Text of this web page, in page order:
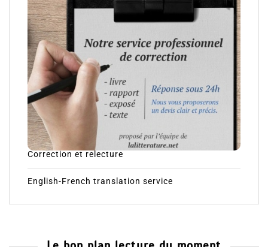
Correction et relecture
English-French translation service